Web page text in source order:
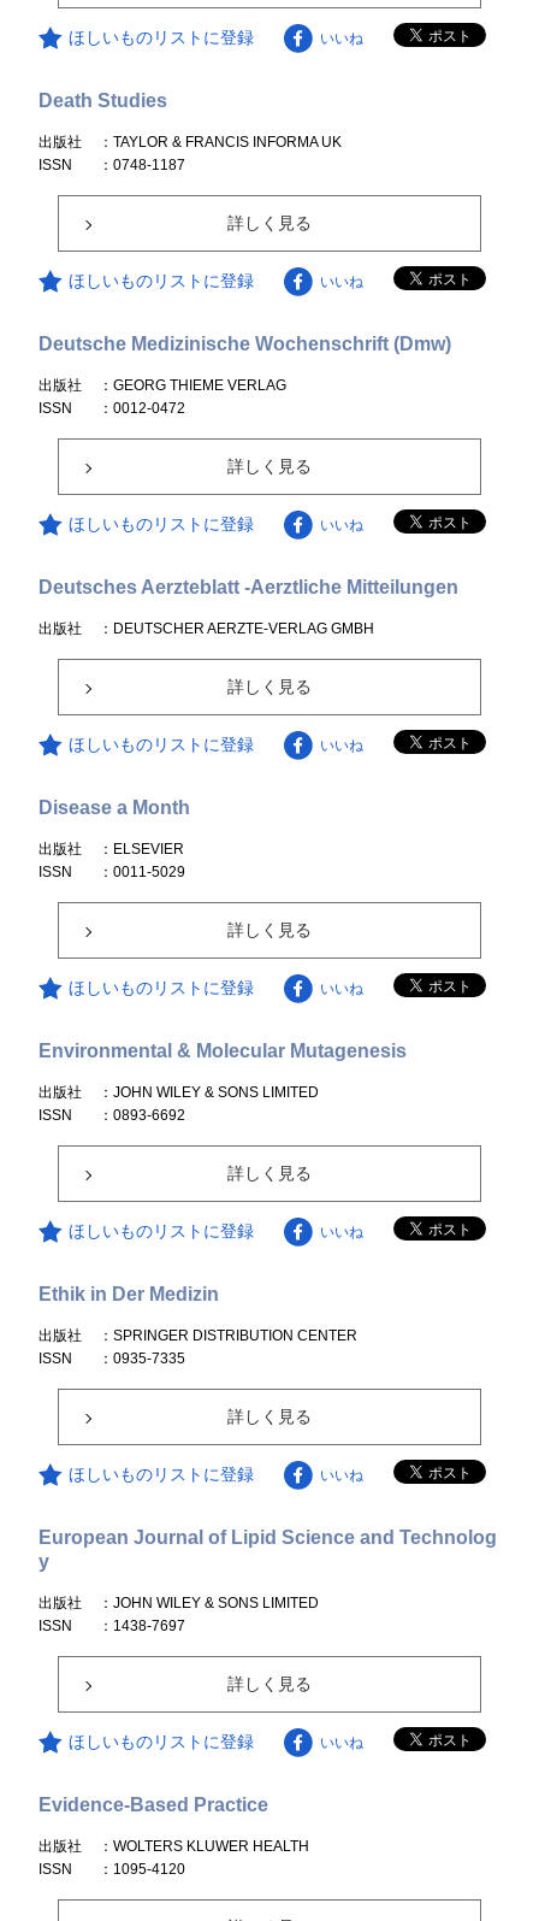
ほしいものリストに登録 いいね
Death Studies
出版社
：TAYLOR & FRANCIS INFORMA UK
ISSN
：0748-1187
詳しく見る
ほしいものリストに登録 いいね
Deutsche Medizinische Wochenschrift (Dmw)
出版社
：GEORG THIEME VERLAG
ISSN
：0012-0472
詳しく見る
ほしいものリストに登録 いいね
Deutsches Aerzteblatt -Aerztliche Mitteilungen
出版社 ：DEUTSCHER AERZTE-VERLAG GMBH
詳しく見る
ほしいものリストに登録 いいね
Disease a Month
出版社
：ELSEVIER
ISSN
：0011-5029
詳しく見る
ほしいものリストに登録 いいね
Environmental & Molecular Mutagenesis
出版社
：JOHN WILEY & SONS LIMITED
ISSN
：0893-6692
詳しく見る
ほしいものリストに登録 いいね
Ethik in Der Medizin
出版社
：SPRINGER DISTRIBUTION CENTER
ISSN
：0935-7335
詳しく見る
ほしいものリストに登録 いいね
European Journal of Lipid Science and Technolog
y
出版社
：JOHN WILEY & SONS LIMITED
ISSN
：1438-7697
詳しく見る
ほしいものリストに登録 いいね
Evidence-Based Practice
出版社
：WOLTERS KLUWER HEALTH
ISSN
：1095-4120